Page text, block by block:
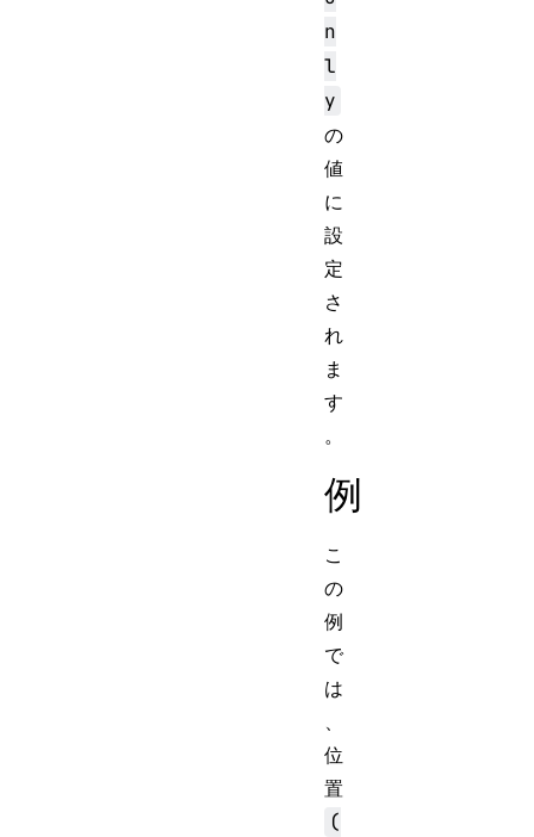
n
l
y
の
値
に
設
定
さ
れ
ま
す
。
例
こ
の
例
で
は
、
位
置
(